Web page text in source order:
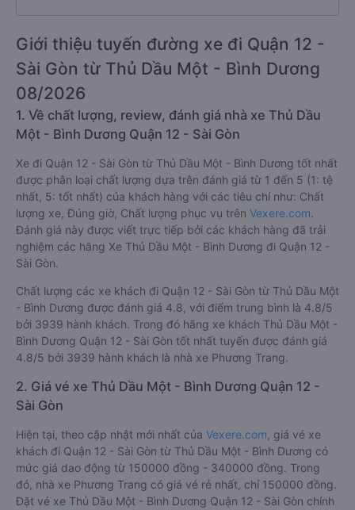
Giới thiệu tuyến đường xe đi Quận 12 -
Sài Gòn từ Thủ Dầu Một - Bình Dương
08/2026
1. Về chất lượng, review, đánh giá nhà xe Thủ Dầu
Một - Bình Dương Quận 12 - Sài Gòn
Xe đi Quận 12 - Sài Gòn từ Thủ Dầu Một - Bình Dương tốt nhất
được phân loại chất lượng dựa trên đánh giá từ 1 đến 5 (1: tệ
nhất, 5: tốt nhất) của khách hàng với các tiêu chí như: Chất
lượng xe, Đúng giờ, Chất lượng phục vụ trên Vexere.com.
Đánh giá này được viết trực tiếp bởi các khách hàng đã trải
nghiệm các hãng Xe Thủ Dầu Một - Bình Dương đi Quận 12 -
Sài Gòn.
Chất lượng các xe khách đi Quận 12 - Sài Gòn từ Thủ Dầu Một
- Bình Dương được đánh giá 4.8, với điểm trung bình là 4.8/5
bởi 3939 hành khách. Trong đó hãng xe khách Thủ Dầu Một -
Bình Dương Quận 12 - Sài Gòn tốt nhất tuyến được đánh giá
4.8/5 bởi 3939 hành khách là nhà xe Phương Trang.
2. Giá vé xe Thủ Dầu Một - Bình Dương Quận 12 -
Sài Gòn
Hiện tại, theo cập nhật mới nhất của Vexere.com , giá vé xe
khách đi Quận 12 - Sài Gòn từ Thủ Dầu Một - Bình Dương có
mức giá dao động từ 150000 đồng - 340000 đồng. Trong
đó, nhà xe Phương Trang có giá vé rẻ nhất, chỉ 150000 đồng.
Đặt vé xe Thủ Dầu Một - Bình Dương Quận 12 - Sài Gòn chính